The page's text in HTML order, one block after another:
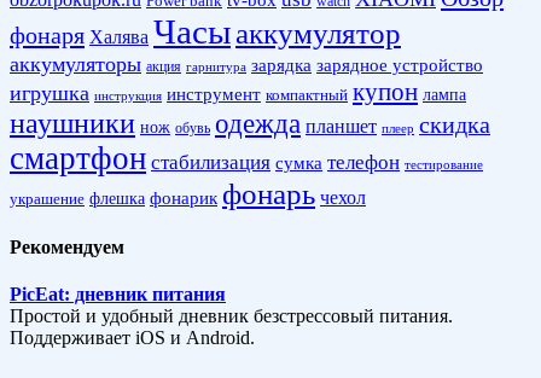
фонаря Халява Часыаккумулятор
аккумуляторы акция гарнитура зарядка зарядное устройство
игрушка инструкция инструмент компактный купон лампа
наушники нож обувь одежда планшет плеер скидка
смартфон стабилизация сумка телефон тестирование
украшение флешка фонарик фонарь чехол
Рекомендуем
PicEat: дневник питания
Простой и удобный дневник безстрессовый питания.
Поддерживает iOS и Android.